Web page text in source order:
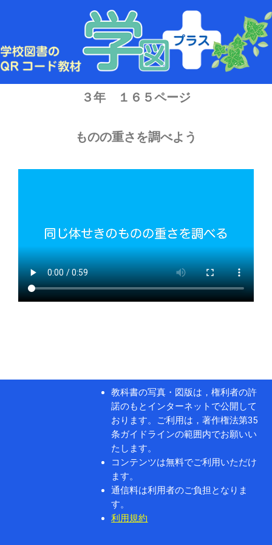
ス
キ
３年 １６５ページ
ものの重さを調べよう
教科書の写真・図版は，権利者の許
諾のもとインターネットで公開して
おります。ご利用は，著作権法第35
条ガイドラインの範囲内でお願いい
たします。
コンテンツは無料でご利用いただけ
ます。
通信料は利用者のご負担となりま
す。
利用規約